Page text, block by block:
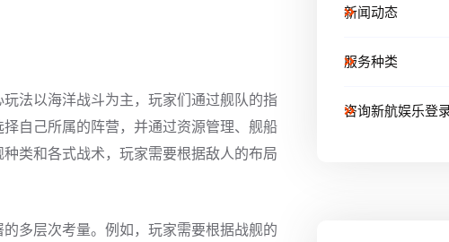
法以海洋战斗为主，玩家们通过舰队的指
自己所属的阵营，并通过资源管理、舰船
类和各式战术，玩家需要根据敌人的布局
多层次考量。例如，玩家需要根据战舰的
新闻动态
服务种类
咨询新航娱乐登